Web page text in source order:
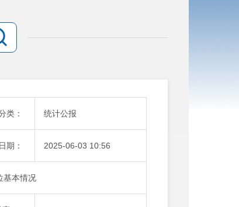
类： 统计公报
期： 2025-06-03 10:56
基本情况